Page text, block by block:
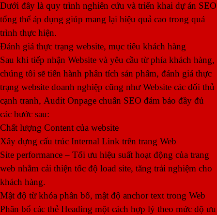
Dưới đây là quy trình nghiên cứu và triển khai dự án SEO
tổng thể áp dụng giúp mang lại hiệu quả cao trong quá
trình thực hiện.
Đánh giá thực trạng website, mục tiêu khách hàng
Sau khi tiếp nhận Website và yêu cầu từ phía khách hàng,
chúng tôi sẽ tiến hành phân tích sản phẩm, đánh giá thực
trạng website doanh nghiệp cũng như Website các đối thủ
cạnh tranh, Audit Onpage chuẩn SEO đảm bảo đầy đủ
các bước sau:
Chất lượng Content của website
Xây dựng cấu trúc Internal Link trên trang Web
Site performance – Tối ưu hiệu suất hoạt động của trang
web nhằm cải thiện tốc độ load site, tăng trải nghiệm cho
khách hàng.
Mật độ từ khóa phân bổ, mật độ anchor text trong Web
Phân bổ các thẻ Heading một cách hợp lý theo mức độ ưu